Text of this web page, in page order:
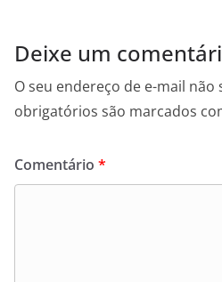
Deixe um
O seu endereço de e-mail não
obrigatórios são marcados
Comentário *